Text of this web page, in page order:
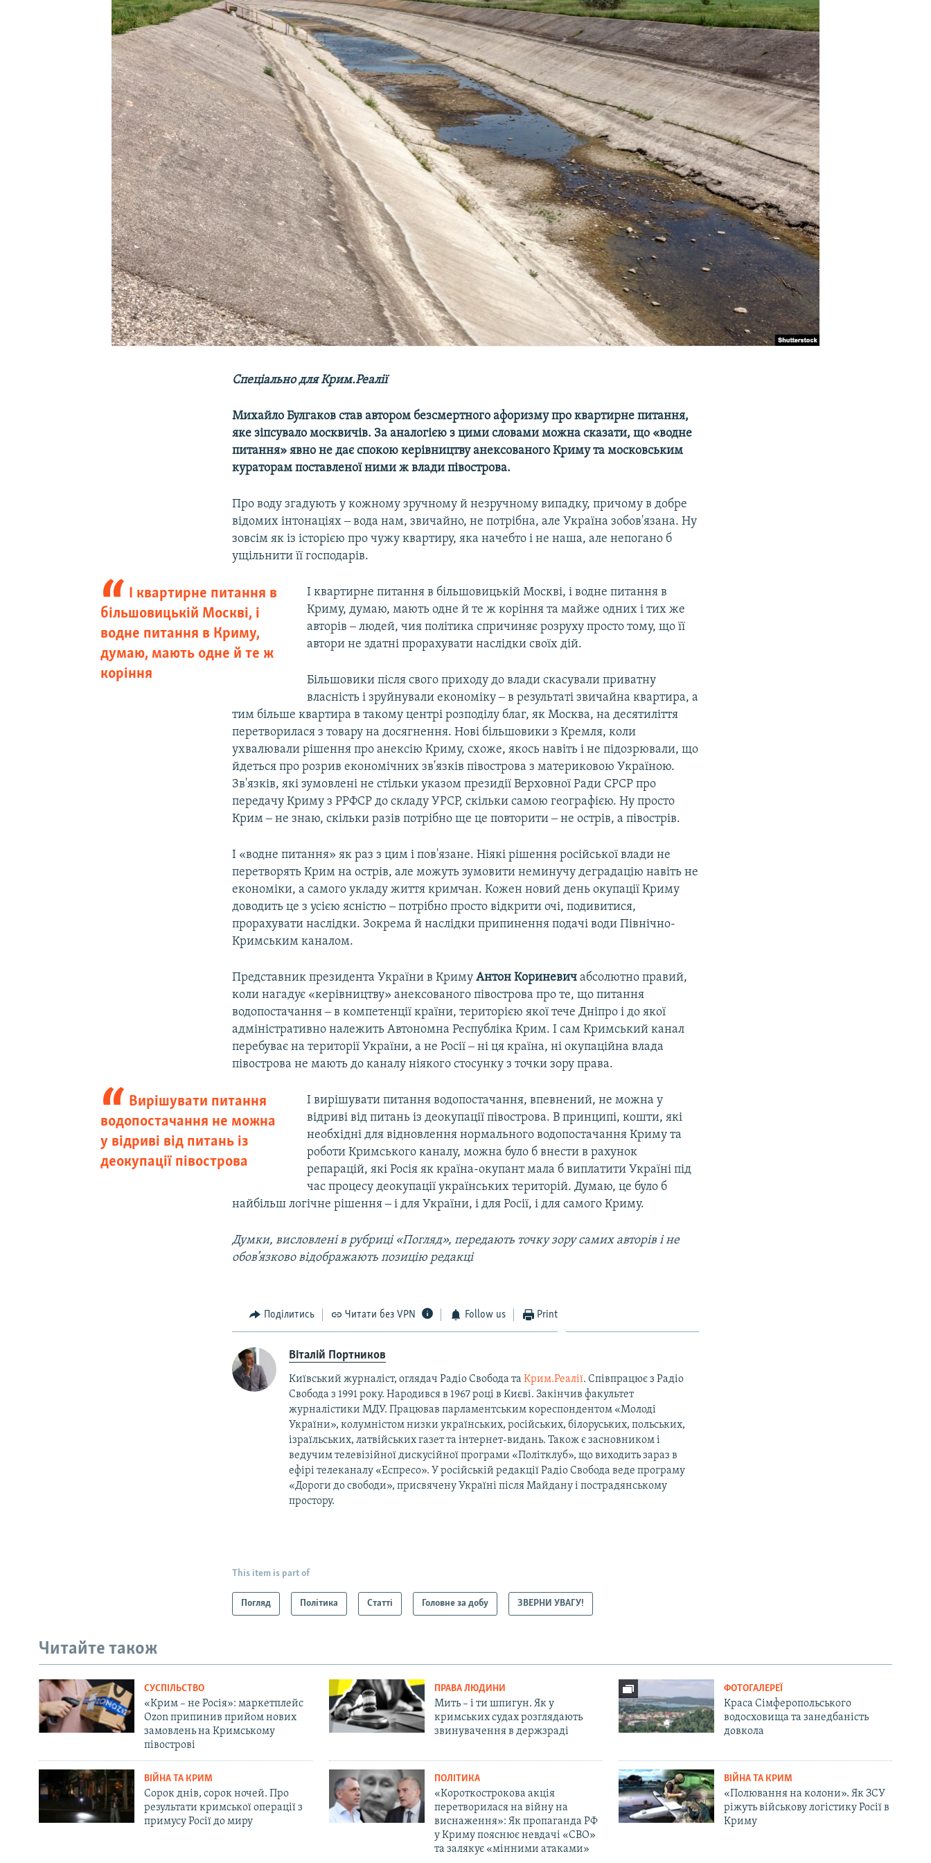
УКРАЇНСЬКА ПРОБЛЕМА КРИМУ
Спеціально для Крим.Реалії
Михайло Булгаков став автором безсмертного афоризму про квартирне питання,
яке зіпсувало москвичів. За аналогією з цими словами можна сказати, що «водне
питання» явно не дає спокою керівництву анексованого Криму та московським
кураторам поставленої ними ж влади півострова.
Про воду згадують у кожному зручному й незручному випадку, причому в добре
відомих інтонаціях ‒ вода нам, звичайно, не потрібна, але Україна зобов'язана. Ну
зовсім як із історією про чужу квартиру, яка начебто і не наша, але непогано б
ущільнити її господарів.
І квартирне питання в
більшовицькій Москві, і
водне питання в Криму,
думаю, мають одне й те ж
коріння
І квартирне питання в більшовицькій Москві, і водне питання в
Криму, думаю, мають одне й те ж коріння та майже одних і тих же
авторів ‒ людей, чия політика спричиняє розруху просто тому, що її
автори не здатні прорахувати наслідки своїх дій.
Більшовики після свого приходу до влади скасували приватну
власність і зруйнували економіку ‒ в результаті звичайна квартира, а
тим більше квартира в такому центрі розподілу благ, як Москва, на десятиліття
перетворилася з товару на досягнення. Нові більшовики з Кремля, коли
ухвалювали рішення про анексію Криму, схоже, якось навіть і не підозрювали, що
йдеться про розрив економічних зв'язків півострова з материковою Україною.
Зв'язків, які зумовлені не стільки указом президії Верховної Ради СРСР про
передачу Криму з РРФСР до складу УРСР, скільки самою географією. Ну просто
Крим ‒ не знаю, скільки разів потрібно ще це повторити ‒ не острів, а півострів.
І «водне питання» як раз з цим і пов'язане. Ніякі рішення російської влади не
перетворять Крим на острів, але можуть зумовити неминучу деградацію навіть не
економіки, а самого укладу життя кримчан. Кожен новий день окупації Криму
доводить це з усією ясністю ‒ потрібно просто відкрити очі, подивитися,
прорахувати наслідки. Зокрема й наслідки припинення подачі води Північно-
Кримським каналом.
Представник президента України в Криму Антон Кориневич абсолютно правий,
коли нагадує «керівництву» анексованого півострова про те, що питання
водопостачання ‒ в компетенції країни, територією якої тече Дніпро і до якої
адміністративно належить Автономна Республіка Крим. І сам Кримський канал
перебуває на території України, а не Росії ‒ ні ця країна, ні окупаційна влада
півострова не мають до каналу ніякого стосунку з точки зору права.
Вирішувати питання
водопостачання не можна
у відриві від питань із
деокупації півострова
І вирішувати питання водопостачання, впевнений, не можна у
відриві від питань із деокупації півострова. В принципі, кошти, які
необхідні для відновлення нормального водопостачання Криму та
роботи Кримського каналу, можна було б внести в рахунок
репарацій, які Росія як країна-окупант мала б виплатити Україні під
час процесу деокупації українських територій. Думаю, це було б
найбільш логічне рішення ‒ і для України, і для Росії, і для самого Криму.
Думки, висловлені в рубриці «Погляд», передають точку зору самих авторів і не
обов’язково відображають позицію редакці
Поділитись Читати без VPN Follow us Print
Віталій Портников
Київський журналіст, оглядач Радіо Свобода таКрим.Реалії. Співпрацює з Радіо
Свобода з 1991 року. Народився в 1967 році в Києві. Закінчив факультет
журналістики МДУ. Працював парламентським кореспондентом «Молоді
України», колумністом низки українських, російських, білоруських, польських,
ізраїльських, латвійських газет та інтернет-видань. Також є засновником і
ведучим телевізійної дискусійної програми «Політклуб», що виходить зараз в
ефірі телеканалу «Еспресо». У російській редакції Радіо Свобода веде програму
«Дороги до свободи», присвячену Україні після Майдану і пострадянському
простору.
This item is part of
Погляд Політика Статті Головне за добу ЗВЕРНИ УВАГУ!
Читайте також
СУСПІЛЬСТВО
«Крим – не Росія»: маркетплейс
Ozon припинив прийом нових
замовлень на Кримському
півострові
ПРАВА ЛЮДИНИ
Мить – і ти шпигун. Як у
кримських судах розглядають
звинувачення в держзраді
ФОТОГАЛЕРЕЇ
Краса Сімферопольського
водосховища та занедбаність
довкола
ВІЙНА ТА КРИМ
Сорок днів, сорок ночей. Про
результати кримської операції з
примусу Росії до миру
ПОЛІТИКА
«Короткострокова акція
перетворилася на війну на
виснаження»: Як пропаганда РФ
у Криму пояснює невдачі «СВО»
та залякує «мінними атаками»
ВІЙНА ТА КРИМ
«Полювання на колони». Як ЗСУ
ріжуть військову логістику Росії в
Криму